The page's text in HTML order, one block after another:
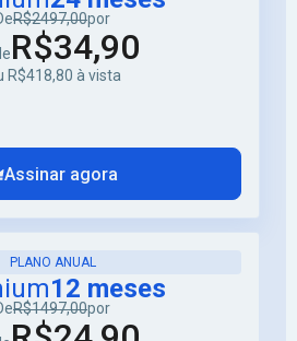
R$2497,00por
R$34,90
R$418,80 à vista
Assinar agora
PLANO ANUAL
12 meses
R$1497,00por